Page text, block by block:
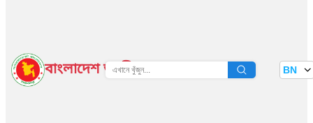
বাংলাদেশ জাতীয় তথ্য বাতায়ন BN